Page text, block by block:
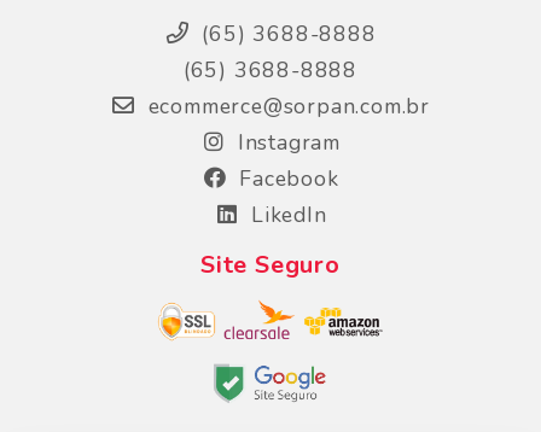
(65) 3688-8888
(65) 3688-8888
ecommerce@sorpan.com.br
Instagram
Facebook
LikedIn
Site Seguro